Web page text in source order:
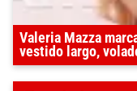
Valeria Mazza
vestido largo,